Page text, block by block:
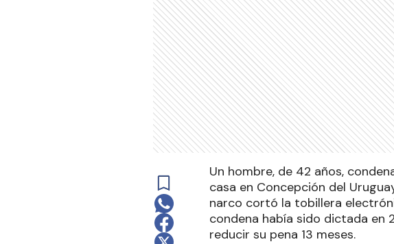
Un hombre, de 42 años,
casa en Concepción del
narco cortó la tobillera
condena había sido dictada en
reducir su pena 13 meses.